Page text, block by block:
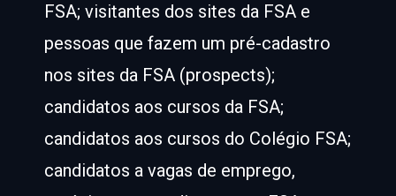
FSA; visitantes dos sites da FSA e
pessoas que fazem um pré-cadastro
nos sites da FSA (prospects);
candidatos aos cursos da FSA;
candidatos aos cursos do Colégio FSA;
candidatos a vagas de emprego,